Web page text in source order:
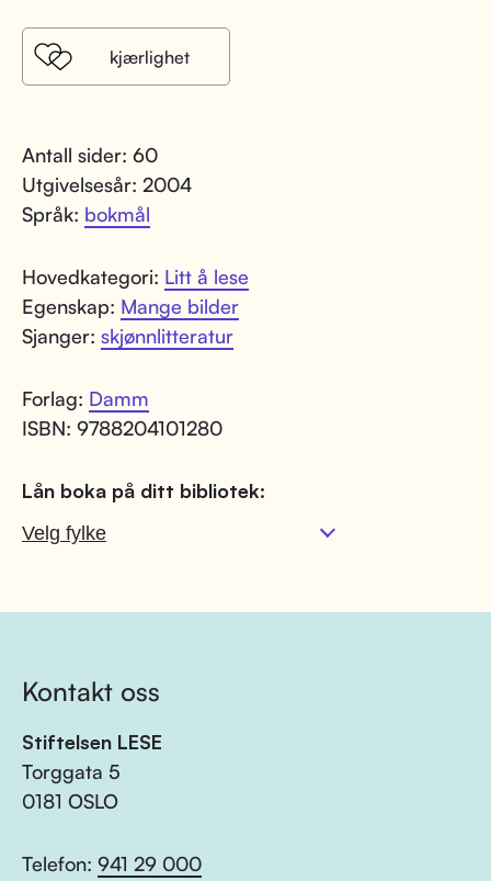
kjærlighet
Antall sider: 60
Utgivelsesår: 2004
Språk: bokmål
Hovedkategori: Litt å lese
Egenskap: Mange bilder
Sjanger: skjønnlitteratur
Forlag: Damm
ISBN: 9788204101280
Lån boka på ditt bibliotek:
Kontakt oss
Stiftelsen LESE
Torggata 5
0181 OSLO
Telefon: 941 29 000